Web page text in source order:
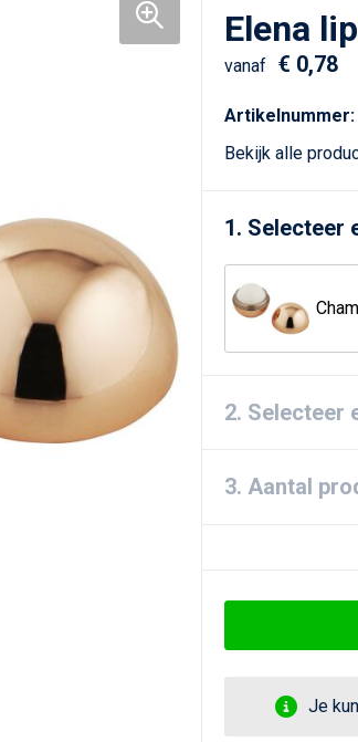
Elena
vanaf € 0,78
Artikelnummer:
Bekijk alle
1. Selecteer
2. Selecteer
3. Aantal
Je